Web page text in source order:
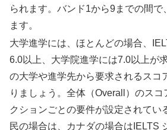
られます。バンド1から9までの間で
ます。
大学進学には、ほとんどの場合、
6.0以上、大学院進学には7.0以上が
の大学や進学先から要求されるスコ
りましょう。全体（Overall）のス
クションごとの要件が設定されてい
民の場合は、カナダの場合はIELTS